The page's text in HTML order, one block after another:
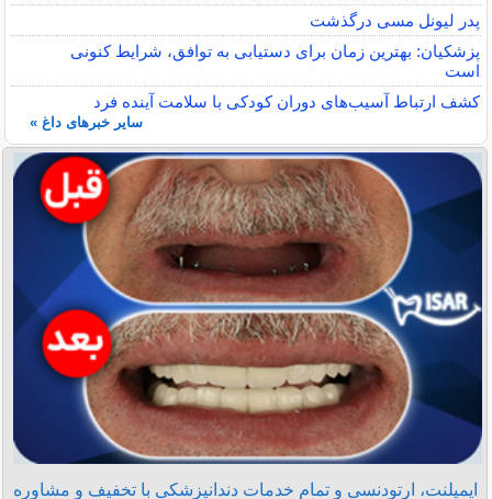
پدر لیونل مسی درگذشت
پزشکیان: بهترین زمان برای دستیابی به توافق، شرایط کنونی
است
کشف ارتباط آسیب‌های دوران کودکی با سلامت آینده فرد
سایر خبرهای داغ »
ایمپلنت، ارتودنسی و تمام خدمات دندانپزشکی با تخفیف و مشاوره